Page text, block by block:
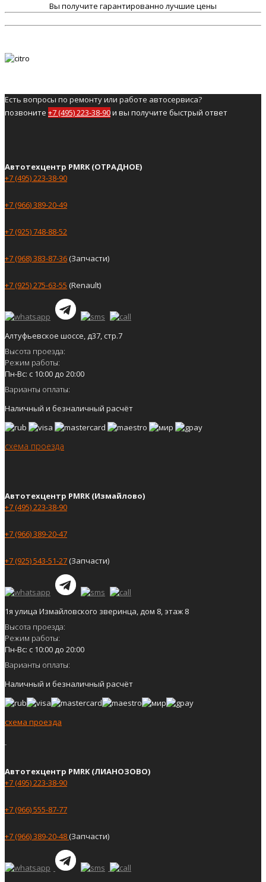
Вы получите гарантированно лучшие цены
Есть вопросы по ремонту или работе автосервиса?
позвоните +7 (495) 223-38-90и вы получите быстрый ответ
Автотехцентр PMRK (ОТРАДНОЕ)
+7 (495) 223-38-90
+7 (966) 389-20-49
+7 (925) 748-88-52
+7 (968) 383-87-36(Запчасти)
+7 (925) 275-63-55 (Renault)
Алтуфьевское шоссе, д37, стр.7
Высота проезда:
Режим работы:
Пн-Вс: с 10:00 до 20:00
Варианты оплаты:
Наличный и безналичный расчёт
схема проезда
Автотехцентр PMRK (Измайлово)
+7 (495) 223-38-90
+7 (966) 389-20-47
+7 (925) 543-51-27(Запчасти)
1я улица Измайловского зверинца, дом 8, этаж 8
Высота проезда:
Режим работы:
Пн-Вс: с 10:00 до 20:00
Варианты оплаты:
Наличный и безналичный расчёт
схема проезда
Автотехцентр PMRK (ЛИАНОЗОВО)
+7 (495) 223-38-90
+7 (966) 555-87-77
+7 (966) 389-20-48(Запчасти)